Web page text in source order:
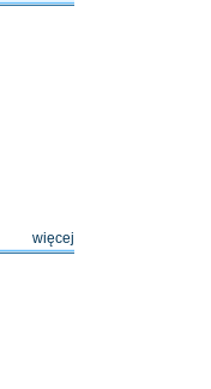
więcej